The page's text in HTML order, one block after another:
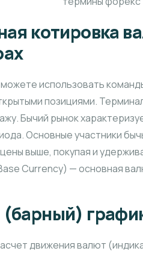
котировка
использовать
позициями.
Бычий рынок
Основные участники
выше, покупая и
Currency) — основная
движения валют